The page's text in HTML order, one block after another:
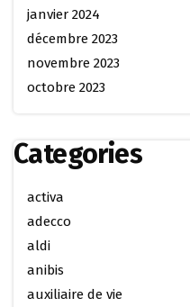
janvier 2024
décembre 2023
novembre 2023
octobre 2023
Categories
activa
adecco
aldi
anibis
auxiliaire de vie